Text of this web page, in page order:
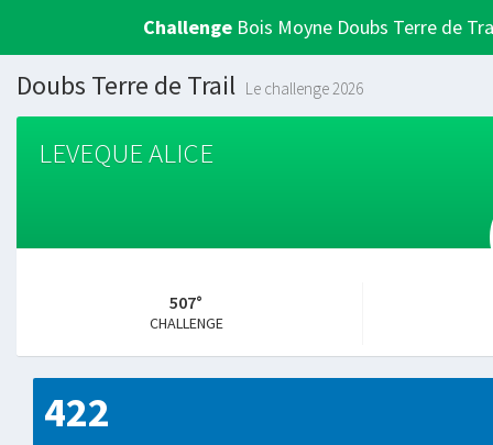
Challenge Bois Moyne Doubs Terre de
Doubs Terre de Trail Le challenge 2026
LEVEQUE ALICE
507°
CHALLENGE
422